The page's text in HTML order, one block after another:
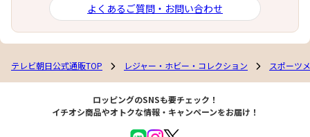
よくあるご質問・お問い合わせ
テレビ朝日公式通販TOP レジャー・ホビー・コレクション スポーツ
ロッピングのSNSも要チェック！
イチオシ商品やオトクな情報・キャンペーンをお届け！